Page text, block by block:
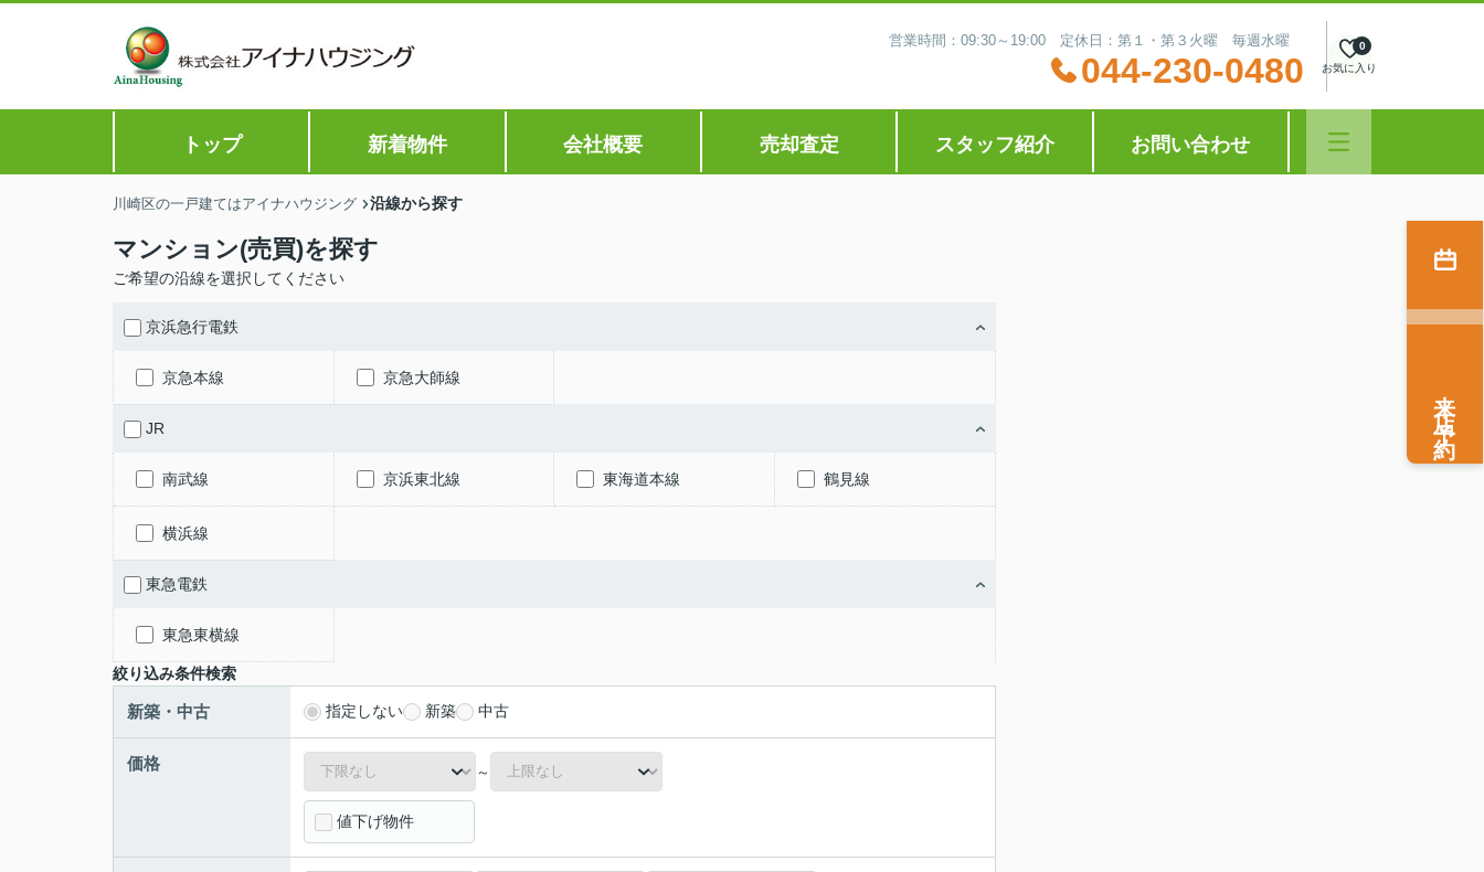
営業時間：09:30～19:00 定休日：第１・第３火曜 毎週水曜
044-230-0480 お気に入り
0
トップ 新着物件 会社概要 売却査定 スタッフ紹介 お問い合わせ
川崎区の一戸建てはアイナハウジング 沿線から探す
マンション(売買)を探す
ご希望の沿線を選択してください
京浜急行電鉄
京急本線 京急大師線
JR
南武線 京浜東北線 東海道本線 鶴見線
横浜線
東急電鉄
東急東横線
絞り込み条件検索
新築・中古 指定しない 新築 中古
価格 ～
値下げ物件
来店予約